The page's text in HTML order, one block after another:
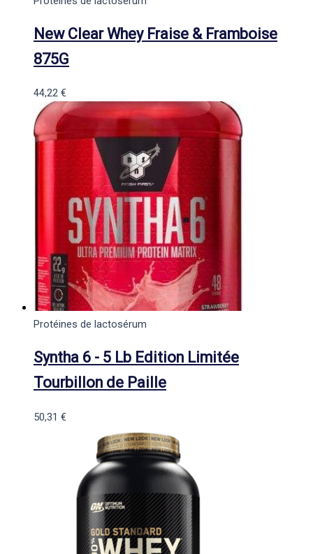
New Clear Whey Fraise & Framboise
875G
44,22 €
Protéines de lactosérum
Syntha 6 - 5 Lb Edition Limitée
Tourbillon de Paille
50,31 €